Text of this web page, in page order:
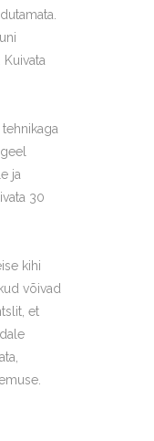
ja
30
kihi
võivad
et